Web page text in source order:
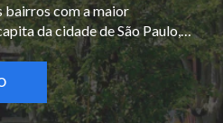
bairros com a maior
da cidade de São Paulo,
2010, surgiu em meados de 1.815,
um terreno de 700
a Fazenda Morumby, […]